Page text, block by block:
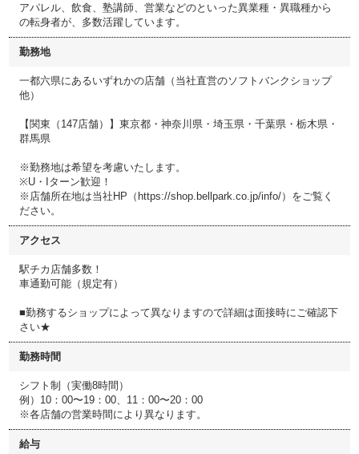
アパレル、飲食、塾講師、営業などのといった異業種・異職種から
の転身者が、多数活躍しています。
勤務地
一都六県にあるいずれかの店舗（当社直営のソフトバンクショップ
他）
【関東（147店舗）】東京都・神奈川県・埼玉県・千葉県・栃木県・
群馬県
※勤務地は希望を考慮いたします。
※U・Iターン歓迎！
※店舗所在地は当社HP（https://shop.bellpark.co.jp/info/）をご覧く
ださい。
アクセス
駅チカ店舗多数！
車通勤可能（規定有）
■勤務するショップによって異なりますので詳細は面接時にご確認下
さい★
勤務時間
シフト制（実働8時間）
例）10：00〜19：00、11：00〜20：00
※各店舗の営業時間により異なります。
給与